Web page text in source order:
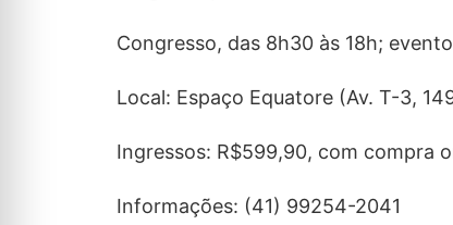
Congresso, das 8h30 às 18h;
Local: Espaço Equatore (Av. T-3,
Ingressos: R$599,90, com compra
Informações: (41) 99254-2041